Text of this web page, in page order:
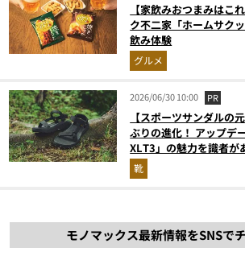
【家飲みおつまみはこ
ク不二家「ホームサク
飲み体験
グルメ
2026/06/30 10:00 PR
【スポーツサンダルの
ぶりの進化！ アップデ
XLT3」の魅力を識者が
解説！
靴
モノマックス最新情報をSNSで